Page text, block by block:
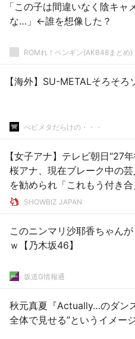
「この子は間違いなく陰キャ
な…」←誰を想像した？
ROMれ！ペンギン(AKB48まとめ)
【海外】SU-METALそろそろ
べビメタだらけの・・・
【女子アナ】テレビ朝日“27
桜アナ、現在ブレーク中の
を勧められ「これもう付き
ですか？」とノリノリ
SHOWBIZ JAPAN
このニンマリ沙耶香ちゃん
ｗ【乃木坂46】
坂道G情報通
秋元真夏『Actually…のダン
全体で見せる”というイメージ